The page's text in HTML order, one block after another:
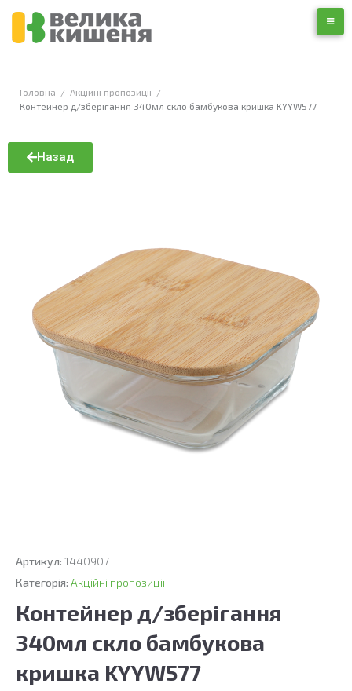
Головна / Акційні пропозиції /
Контейнер д/зберігання 340мл скло бамбукова кришка KYYW577
Назад
Артикул: 1440907
Категорія: Акційні пропозиції
Контейнер д/зберігання
340мл скло бамбукова
кришка KYYW577